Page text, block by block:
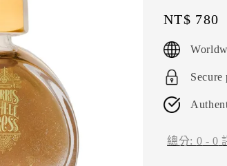
Regular
price
NT$ 780
Secure
總分: 0 -0